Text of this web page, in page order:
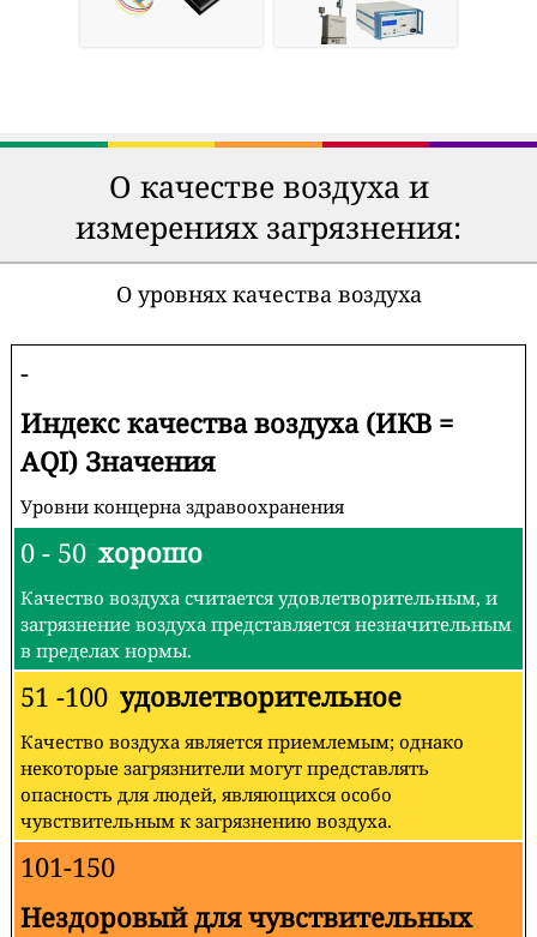
О качестве воздуха и
измерениях загрязнения:
О уровнях качества воздуха
-
Индекс качества воздуха (ИКВ =
AQI) Значения
Уровни концерна здравоохранения
0 - 50 хорошо
Качество воздуха считается удовлетворительным, и
загрязнение воздуха представляется незначительным
в пределах нормы.
51 -100 удовлетворительное
Качество воздуха является приемлемым; однако
некоторые загрязнители могут представлять
опасность для людей, являющихся особо
чувствительным к загрязнению воздуха.
101-150
Нездоровый для чувствительных